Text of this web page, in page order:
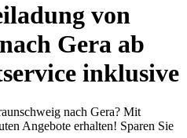
von
Gera ab
inklusive
nach Gera? Mit
Angebote erhalten! Sparen Sie